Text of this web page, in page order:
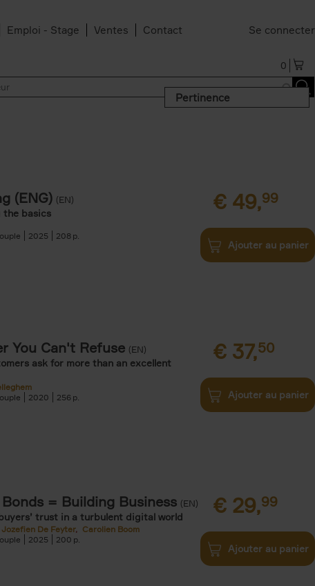
Emploi - Stage Ventes Contact Se connecter
0
Pertinence
(ENG) (EN)
the basics
2025 208
€ 49,99
Ajouter au panier
You Can't Refuse (EN)
ask for more than an excellent
2020 256
€ 37,50
Ajouter au panier
= Building Business (EN)
trust in a turbulent digital world
Jozefien De Feyter
Carolien Boom
2025 200
€ 29,99
Ajouter au panier